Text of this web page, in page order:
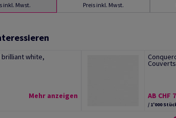
inkl. Mwst.
Preis inkl. Mwst.
brilliant white,
Mehr anzeigen AB CHF
/ 1'000